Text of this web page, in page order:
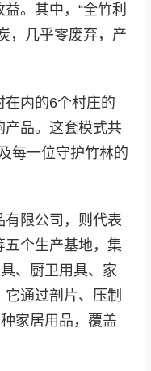
。其中，“全竹利
，几乎零废弃，产
内的6个村庄的
产品。这套模式共
每一位守护竹林的
限公司，则代表
五个生产基地，集
、厨卫用具、家
通过剖片、压制
家居用品，覆盖